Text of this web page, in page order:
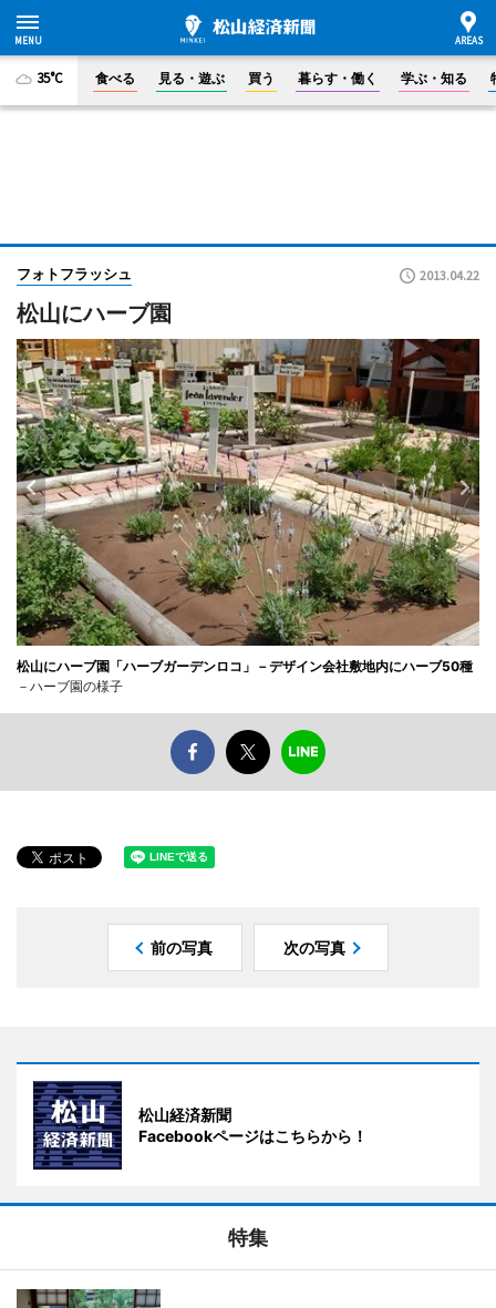
35°C 食べる 見る・遊ぶ 買う 暮らす・働く 学ぶ・知る
フォトフラッシュ 2013.04.22
松山にハーブ園
松山にハーブ園「ハーブガーデンロコ」－デザイン会社敷地内にハーブ50種
－ハーブ園の様子
前の写真 次の写真
松山経済新聞
Facebookページはこちらから！
特集